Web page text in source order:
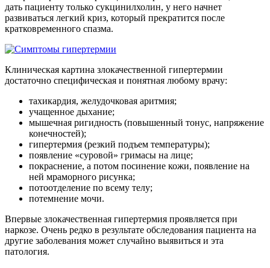
дать пациенту только сукцинилхолин, у него начнет
развиваться легкий криз, который прекратится после
кратковременного спазма.
Клиническая картина злокачественной гипертермии
достаточно специфическая и понятная любому врачу:
тахикардия, желудочковая аритмия;
учащенное дыхание;
мышечная ригидность (повышенный тонус, напряжение
конечностей);
гипертермия (резкий подъем температуры);
появление «суровой» гримасы на лице;
покраснение, а потом посинение кожи, появление на
ней мраморного рисунка;
потоотделение по всему телу;
потемнение мочи.
Впервые злокачественная гипертермия проявляется при
наркозе. Очень редко в результате обследования пациента на
другие заболевания может случайно выявиться и эта
патология.